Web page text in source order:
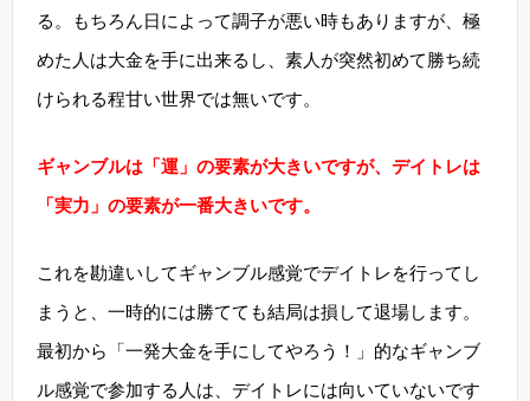
る。もちろん日によって調子が悪い時もありますが、極
めた人は大金を手に出来るし、素人が突然初めて勝ち続
けられる程甘い世界では無いです。
ギャンブルは「運」の要素が大きいですが、デイトレは
「実力」の要素が一番大きいです。
これを勘違いしてギャンブル感覚でデイトレを行ってし
まうと、一時的には勝てても結局は損して退場します。
最初から「一発大金を手にしてやろう！」的なギャンブ
ル感覚で参加する人は、デイトレには向いていないです